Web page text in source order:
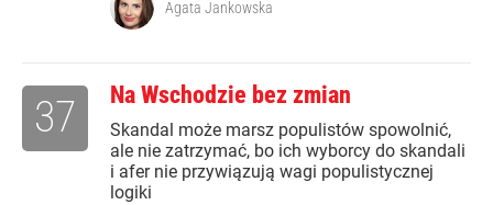
Agata Jankowska
Na Wschodzie bez zmian
Skandal może marsz populistów spowolnić,
ale nie zatrzymać, bo ich wyborcy do skandali
i afer nie przywiązują wagi populistycznej
logiki
37